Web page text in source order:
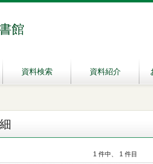
館
資料検索 資料紹介
1 件中、 1 件目